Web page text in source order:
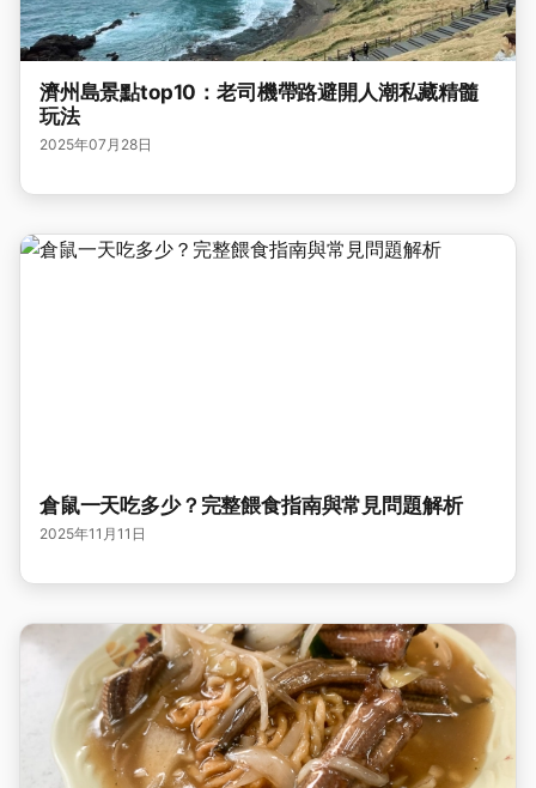
濟州島景點top10：老司機帶路避開人潮私藏精髓
玩法
2025年07月28日
倉鼠一天吃多少？完整餵食指南與常見問題解析
2025年11月11日